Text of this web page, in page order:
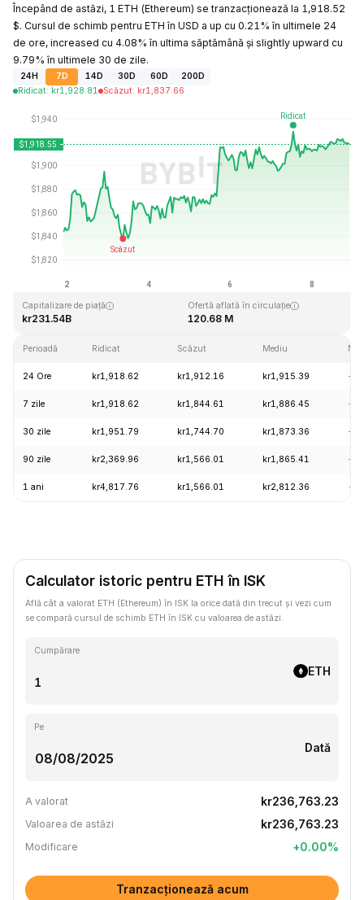
Începând de astăzi, 1 ETH (Ethereum) se tranzacționează la 1,918.52
$. Cursul de schimb pentru ETH în USD a up cu 0.21% în ultimele 24
de ore, increased cu 4.08% în ultima săptămână și slightly upward cu
9.79% în ultimele 30 de zile.
24H 7D 14D 30D 60D
200D
Ridicat: kr1,928.81 Scăzut: kr1,837.66
Ultima actualizare: 2026-08-08, 22:21 GMT+0
kr4,946.05 kr0.432979
Capitalizare de piață
kr231.54B
Ofertă aflată în circulație
120.68 M
Perioadă Ridicat Scăzut Mediu
24 Ore kr1,918.62 kr1,912.16 kr1,915.39
7 zile kr1,918.62 kr1,844.61 kr1,886.45
30 zile kr1,951.79 kr1,744.70 kr1,873.36
90 zile kr2,369.96 kr1,566.01 kr1,865.41
1 ani kr4,817.76 kr1,566.01 kr2,812.36 -
Calculator istoric pentru ETH în ISK
Află cât a valorat ETH (Ethereum) în ISK la orice dată din trecut și vezi cum
se compară cursul de schimb ETH în ISK cu valoarea de astăzi.
Cumpărare
ETH
Pe
Dată
A valorat kr236,763.23
Valoarea de astăzi kr236,763.23
Modificare +0.00%
Tranzacționează acum